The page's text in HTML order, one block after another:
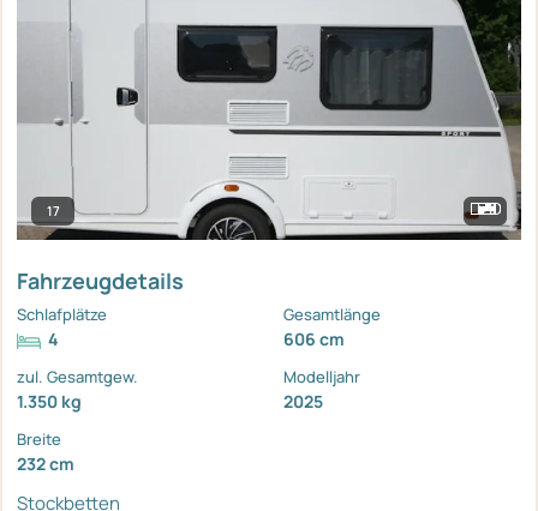
17
Fahrzeugdetails
Schlafplätze
4
Gesamtlänge
606 cm
zul. Gesamtgew.
1.350 kg
Modelljahr
2025
Breite
232 cm
Stockbetten